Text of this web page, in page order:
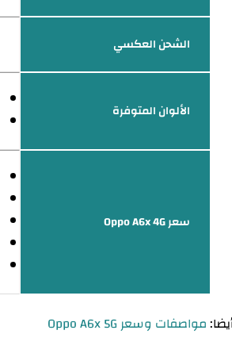
الشحن العكسي
الألوان المتوفرة
سعر Oppo A6x 4G
مواصفات وسعر Oppo A6x 5G